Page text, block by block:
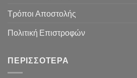
Τρόποι Αποστολής
Πολιτική Επιστροφών
ΠΕΡΙΣΣΌΤΕΡΑ